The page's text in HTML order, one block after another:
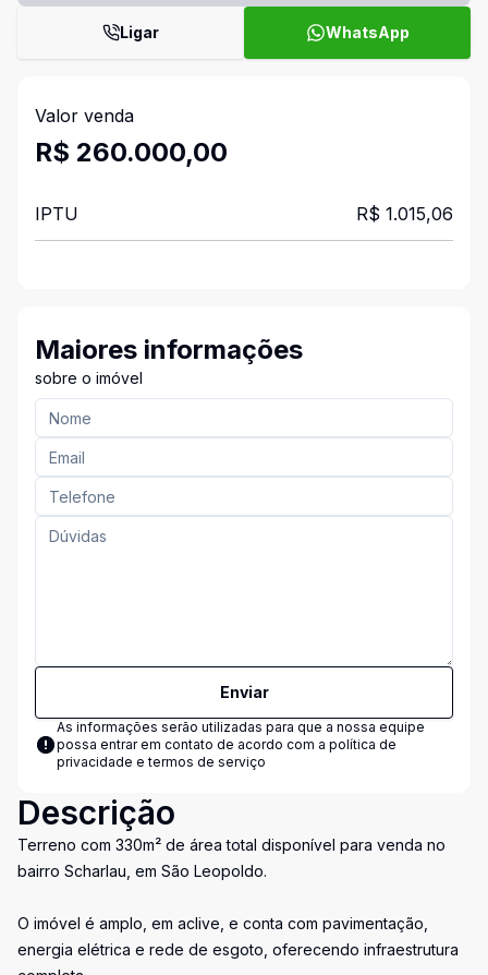
Ligar WhatsApp
Valor venda
R$ 260.000,00
IPTU R$ 1.015,06
Maiores informações
sobre o imóvel
Enviar
As informações serão utilizadas para que a nossa equipe
possa entrar em contato de acordo com a política de
privacidade e termos de serviço
Descrição
Terreno com 330m² de área total disponível para venda no
bairro Scharlau, em São Leopoldo.
O imóvel é amplo, em aclive, e conta com pavimentação,
energia elétrica e rede de esgoto, oferecendo infraestrutura